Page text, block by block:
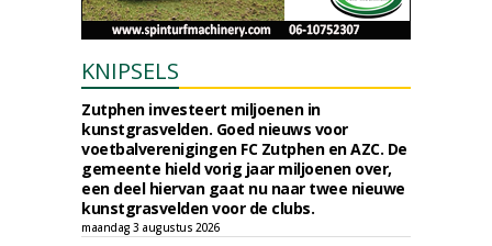
KNIPSELS
Zutphen investeert miljoenen in
kunstgrasvelden. Goed nieuws voor
voetbalverenigingen FC Zutphen en AZC. De
gemeente hield vorig jaar miljoenen over,
een deel hiervan gaat nu naar twee nieuwe
kunstgrasvelden voor de clubs.
maandag 3 augustus 2026